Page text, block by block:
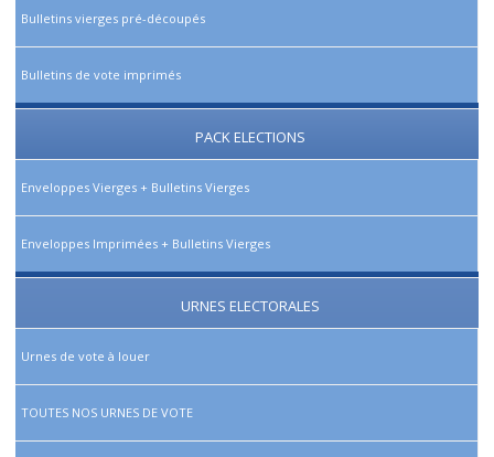
Bulletins vierges pré-découpés
Bulletins de vote imprimés
PACK ELECTIONS
Enveloppes Vierges + Bulletins Vierges
Enveloppes Imprimées + Bulletins Vierges
URNES ELECTORALES
Urnes de vote à louer
TOUTES NOS URNES DE VOTE